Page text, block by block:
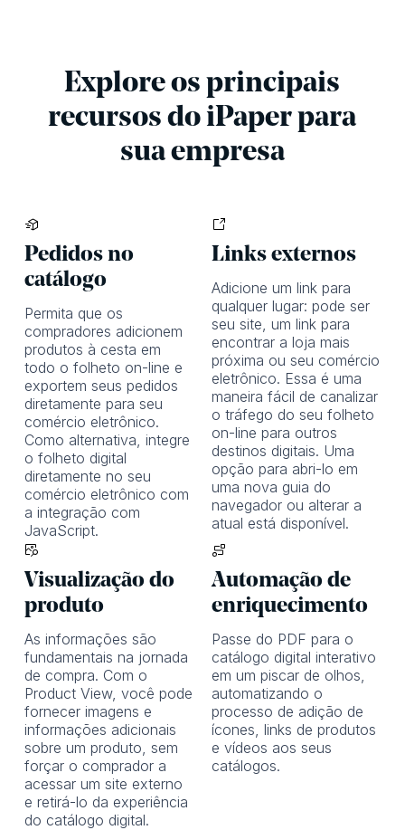
Explore os principais
recursos do iPaper para
sua empresa
Pedidos no
catálogo
Permita que os
compradores adicionem
produtos à cesta em
todo o folheto on-line e
exportem seus pedidos
diretamente para seu
comércio eletrônico.
Como alternativa, integre
o folheto digital
diretamente no seu
comércio eletrônico com
a integração com
JavaScript.
Links externos
Adicione um link para
qualquer lugar: pode ser
seu site, um link para
encontrar a loja mais
próxima ou seu comércio
eletrônico. Essa é uma
maneira fácil de canalizar
o tráfego do seu folheto
on-line para outros
destinos digitais. Uma
opção para abri-lo em
uma nova guia do
navegador ou alterar a
atual está disponível.
Visualização do
produto
As informações são
fundamentais na jornada
de compra. Com o
Product View, você pode
fornecer imagens e
informações adicionais
sobre um produto, sem
forçar o comprador a
acessar um site externo
e retirá-lo da experiência
do catálogo digital.
Automação de
enriquecimento
Passe do PDF para o
catálogo digital interativo
em um piscar de olhos,
automatizando o
processo de adição de
ícones, links de produtos
e vídeos aos seus
catálogos.